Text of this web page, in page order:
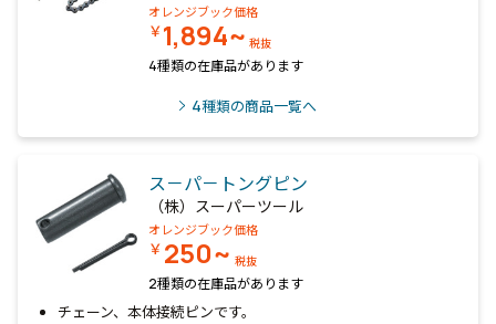
オレンジブック価格
￥1,894~ 税抜
4種類の在庫品があります
4種類の商品一覧へ
ス－パ－トングピン
（株）スーパーツール
オレンジブック価格
￥ 250~ 税抜
2種類の在庫品があります
チェーン、本体接続ピンです。